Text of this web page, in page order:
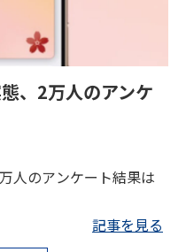
、2万人のアンケ
人のアンケート結果は
記事を見る